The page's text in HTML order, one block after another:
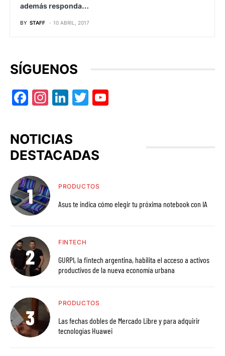
además responda…
BY STAFF 10 ABRIL, 2017
SÍGUENOS
Facebook
Instagram
LinkedIn
Twitter
NOTICIAS
DESTACADAS
PRODUCTOS
Asus te indica cómo elegir tu próxima notebook con IA
FINTECH
GURPI, la fintech argentina, habilita el acceso a activos
productivos de la nueva economía urbana
PRODUCTOS
Las fechas dobles de Mercado Libre y para adquirir
tecnologías Huawei